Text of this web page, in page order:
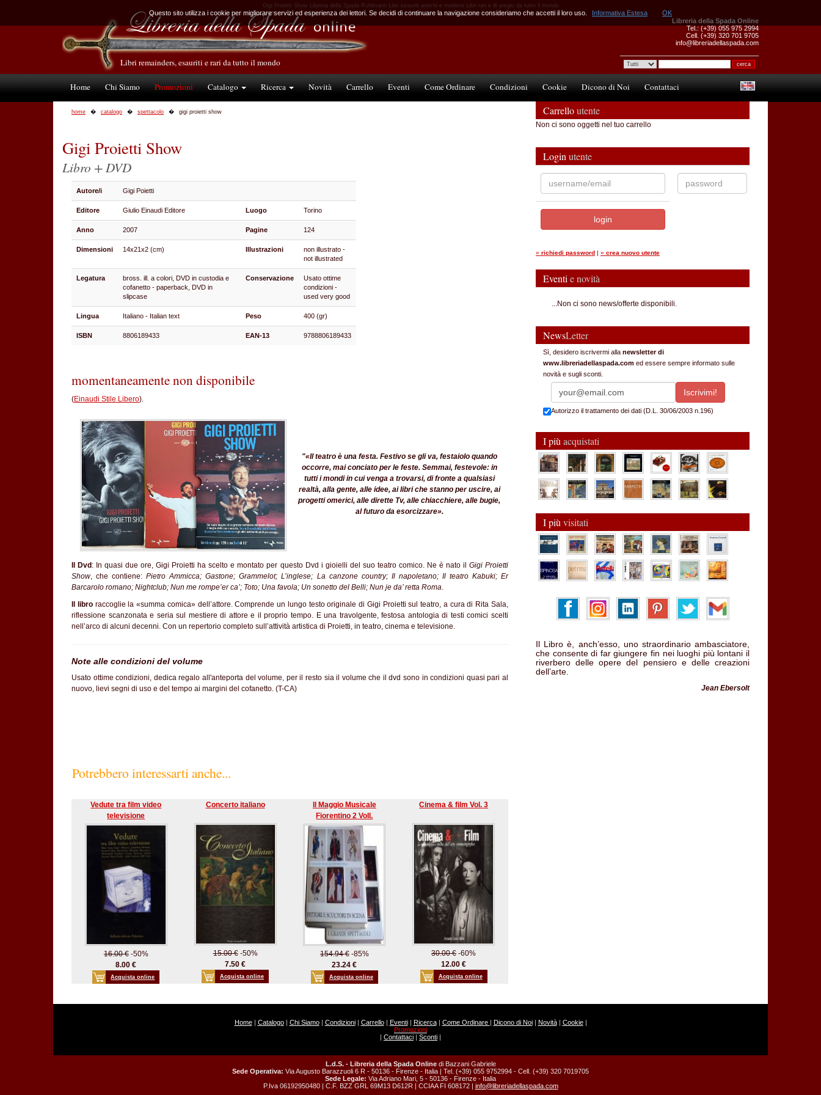
Gigi Proietti Show Libreria della Spada Ruhlmann Libri esauriti antichi e moderni Libri rari e di pregio da tutto il mondo
Libreria della Spada Online
Tel.: (+39) 055 975 2994
Cell. (+39) 320 701 9705
info@libreriadellaspada.com
Libri remainders, esauriti e rari da tutto il mondo
Home Chi Siamo Promozioni Catalogo Ricerca Novità Carrello Eventi Come Ordinare Condizioni Cookie Dicono di Noi Contattaci
home catalogo spettacolo gigi proietti show
Gigi Proietti Show
Libro + DVD
Autore/i Gigi Poietti
Editore Giulio Einaudi Editore Luogo Torino
Anno 2007 Pagine 124
Dimensioni 14x21x2 (cm) Illustrazioni
non illustrato -
not illustrated
Legatura
bross. ill. a colori, DVD in custodia e
cofanetto - paperback, DVD in
slipcase
Conservazione
Usato ottime
condizioni -
used very good
Lingua Italiano - Italian text Peso 400 (gr)
ISBN 8806189433 EAN-13 9788806189433
momentaneamente non disponibile
(Einaudi Stile Libero).
"«Il teatro è una festa. Festivo se gli va, festaiolo quando
occorre, mai conciato per le feste. Semmai, festevole: in
tutti i mondi in cui venga a trovarsi, di fronte a qualsiasi
realtà, alla gente, alle idee, ai libri che stanno per uscire, ai
progetti omerici, alle dirette Tv, alle chiacchiere, alle bugie,
al futuro da esorcizzare».
Il Dvd : In quasi due ore, Gigi Proietti ha scelto e montato per questo Dvd i gioielli del suo teatro comico. Ne è nato il Gigi Proietti
Show, che contiene:Pietro Ammicca; Gastone; Grammelot; L’inglese; La canzone country; Il napoletano; Il teatro Kabuki; Er
Barcarolo romano; Nightclub; Nun me rompe’er ca’; Toto; Una favola; Un sonetto del Belli; Nun je da’ retta Roma.
Il libroraccoglie la «summa comica» dell’attore. Comprende un lungo testo originale di Gigi Proietti sul teatro, a cura di Rita Sala,
riflessione scanzonata e seria sul mestiere di attore e il proprio tempo. E una travolgente, festosa antologia di testi comici scelti
nell’arco di alcuni decenni. Con un repertorio completo sull’attività artistica di Proietti, in teatro, cinema e televisione.
Note alle condizioni del volume
Usato ottime condizioni, dedica regalo all'anteporta del volume, per il resto sia il volume che il dvd sono in condizioni quasi pari al
nuovo, lievi segni di uso e del tempo ai margini del cofanetto. (T-CA)
Potrebbero interessarti anche...
Vedute tra film video
televisione
16.00 €-50%
8.00 €
Acquista online
Concerto italiano
15.00 €-50%
7.50 €
Acquista online
Il Maggio Musicale
Fiorentino 2 Voll.
154.94 €-85%
23.24 €
Acquista online
Cinema & film Vol. 3
30.00 €-60%
12.00 €
Acquista online
Carrelloutente
Non ci sono oggetti nel tuo carrello
Login utente
» richiedi password | » crea nuovo utente
Eventi e novità
...Non ci sono news/offerte disponibili.
NewsLetter
Sì, desidero iscrivermi alla newsletter di
www.libreriadellaspada.com ed essere sempre informato sulle
novità e sugli sconti.
Autorizzo il trattamento dei dati (D.L. 30/06/2003 n.196)
I più acquistati
I più visitati
Il Libro è, anch’esso, uno straordinario ambasciatore,
che consente di far giungere fin nei luoghi più lontani il
riverbero delle opere del pensiero e delle creazioni
dell’arte.
Jean Ebersolt
Home| Catalogo| Chi Siamo| Condizioni| Carrello| Eventi| Ricerca| Come Ordinare | Dicono di Noi| Novità| Cookie|
Promozioni
| Contattaci | Sconti |
L.d.S. - Libreria della Spada Online di Bazzani Gabriele
Sede Operativa: Via Augusto Barazzuoli 6 R - 50136 - Firenze - Italia | Tel. (+39) 055 9752994 - Cell. (+39) 320 7019705
Sede Legale: Via Adriano Mari, 5 - 50136 - Firenze - Italia
P.Iva 06192950480 | C.F. BZZ GRL 69M13 D612R | CCIAA FI 608172 | info@libreriadellaspada.com
Questo sito utilizza i cookie per migliorare servizi ed esperienza dei lettori. Se decidi di continuare la navigazione consideriamo che accetti il loro uso. Informativa Estesa OK